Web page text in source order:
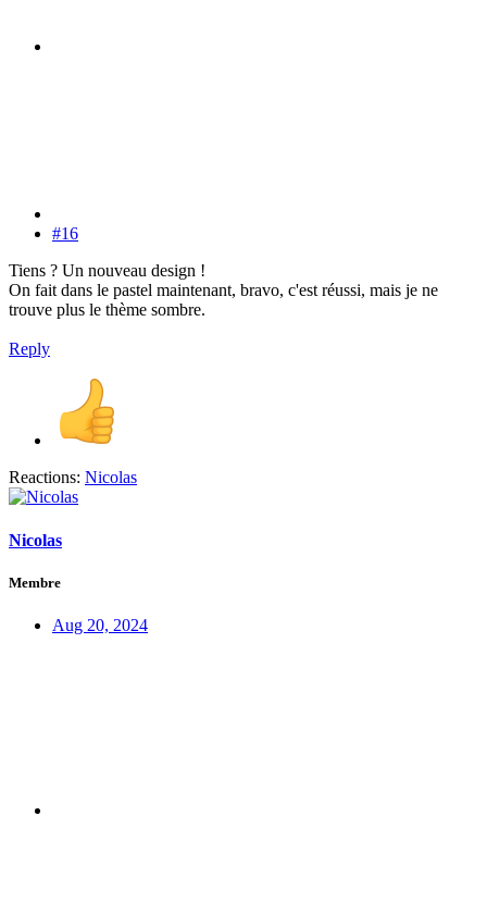
#16
Tiens ? Un nouveau design !
On fait dans le pastel maintenant, bravo, c'est réussi, mais je ne
trouve plus le thème sombre.
Reply
Reactions: Nicolas
Nicolas
Membre
Aug 20, 2024